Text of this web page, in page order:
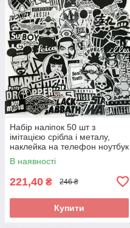
Набір наліпок 50 шт з
імітацією срібла і металу,
наклейка на телефон ноутбук
гаджети
В наявності
221,40 ₴ 246 ₴
Купити